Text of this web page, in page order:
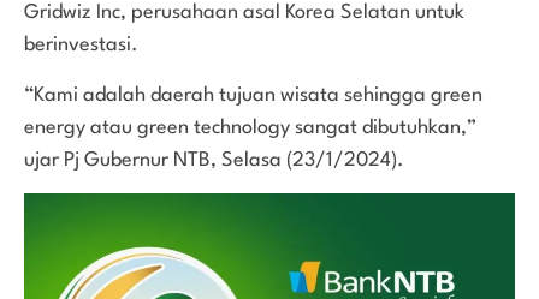
Gridwiz Inc, perusahaan asal Korea Selatan untuk
berinvestasi.
“Kami adalah daerah tujuan wisata sehingga green
energy atau green technology sangat dibutuhkan,”
ujar Pj Gubernur NTB, Selasa (23/1/2024).